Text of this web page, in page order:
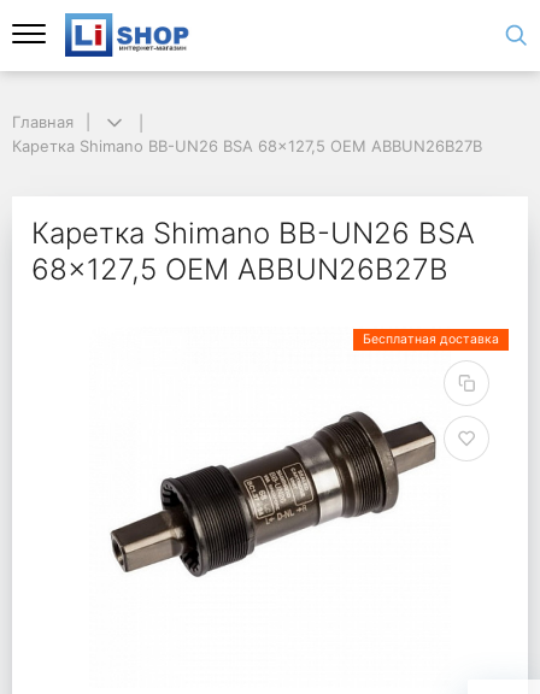
Главная
Каретка Shimano BB-UN26 BSA 68x127,5 OEM ABBUN26B27B
Каретка Shimano BB-UN26 BSA
68x127,5 OEM ABBUN26B27B
Бесплатная доставка